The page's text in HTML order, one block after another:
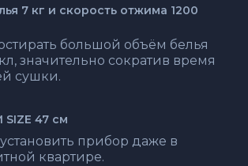
7 кг и скорость отжима 1200
большой объём белья
значительно сократив время
сушки.
SIZE 47 см
прибор даже в
квартире.